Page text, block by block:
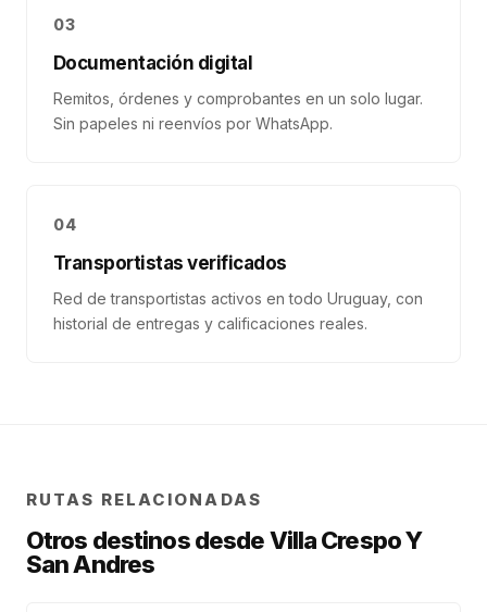
03
Documentación digital
Remitos, órdenes y comprobantes en un solo lugar.
Sin papeles ni reenvíos por WhatsApp.
04
Transportistas verificados
Red de transportistas activos en todo Uruguay, con
historial de entregas y calificaciones reales.
RUTAS RELACIONADAS
Otros destinos desdeVilla Crespo Y
San Andres